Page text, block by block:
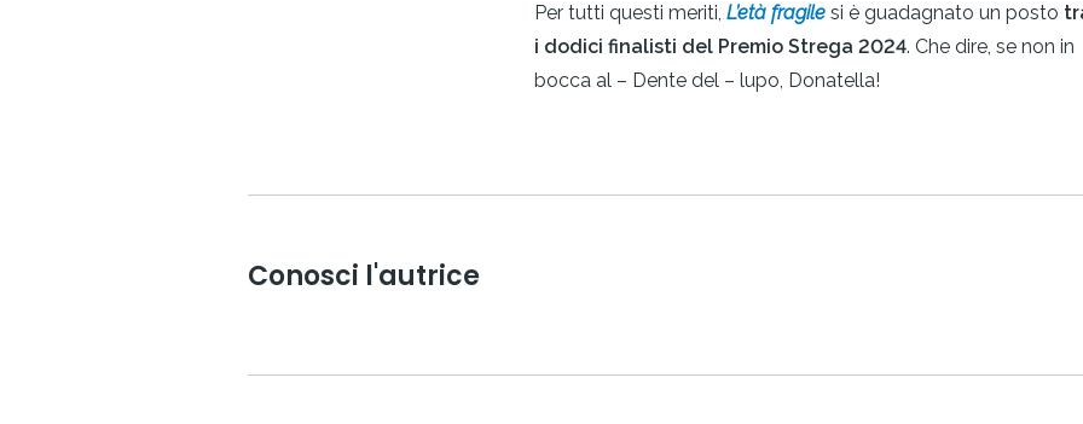
Per tutti questi meriti, L’età fragilesi è guadagnato un posto
i dodici finalisti del Premio Strega 2024. Che dire, se non in
bocca al – Dente del – lupo, Donatella!
Conosci l'autrice